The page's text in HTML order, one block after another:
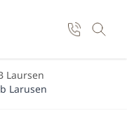
Laursen
Larusen